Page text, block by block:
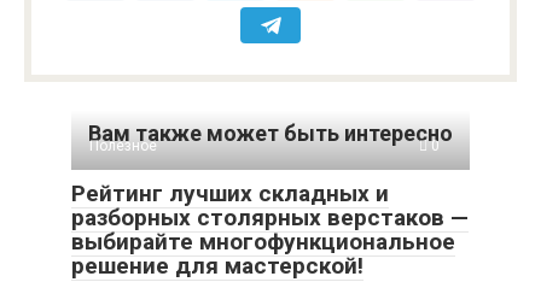
Вам также может быть интересно
Полезное 0
Рейтинг лучших складных и
разборных столярных верстаков —
выбирайте многофункциональное
решение для мастерской!